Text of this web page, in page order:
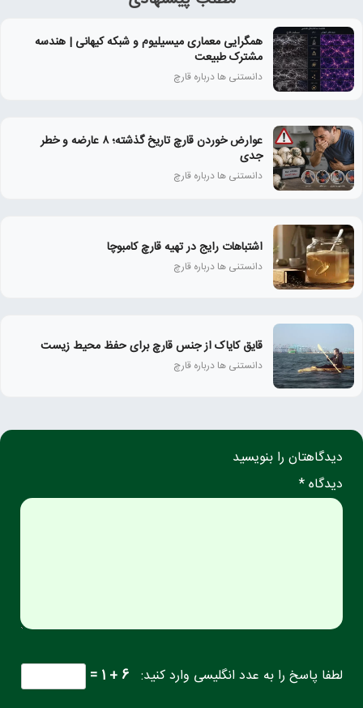
همگرایی معماری میسیلیوم و شبکه کیهانی | هندسه
مشترک طبیعت
دانستنی ها درباره قارچ
عوارض خوردن قارچ تاریخ‌ گذشته؛ ۸ عارضه و خطر
جدی
دانستنی ها درباره قارچ
اشتباهات رایج در تهیه قارچ کامبوچا
دانستنی ها درباره قارچ
قایق کایاک از جنس قارچ برای حفظ محیط زیست
دانستنی ها درباره قارچ
دیدگاهتان را بنویسید
دیدگاه *
لطفا پاسخ را به عدد انگلیسی وارد کنید: 6 + 1 =